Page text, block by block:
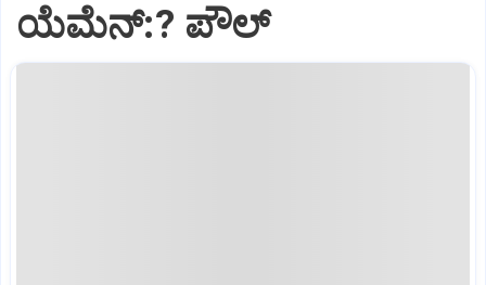
ಯೆಮೆನ್:? ಪೌಲ್